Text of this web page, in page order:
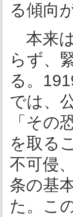
る傾向
本来
らず、
る。
では、
「その
を取る
不可侵
条の基
た。こ